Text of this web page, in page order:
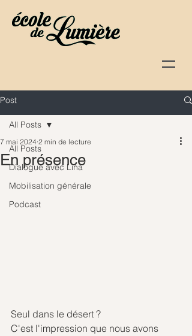
Post
All Posts
Dialogue avec Lina
Mobilisation générale
Podcast
All Posts
En présence
7 mai 2024 2 min de lecture
Seul dans le désert ?
C'est l'impression que nous avons